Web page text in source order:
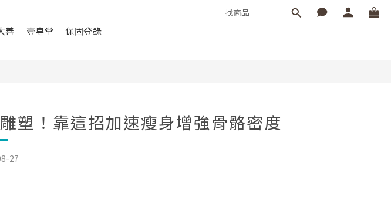
善 壹皂堂 保固登錄
塑！靠這招加速瘦身增強骨骼密度
27